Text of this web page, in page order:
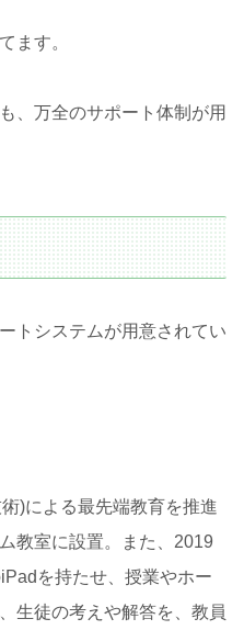
ます。
、万全のサポート体制が用
トシステムが用意されてい
)による最先端教育を推進
教室に設置。また、2019
を持たせ、授業やホー
生徒の考えや解答を、教員